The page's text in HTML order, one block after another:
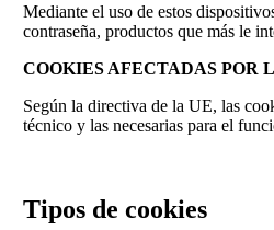
Mediante el uso de estos
contraseña, productos que más le
COOKIES AFECTADAS POR
Según la directiva de la UE, las
técnico y las necesarias para el
Tipos de cookies